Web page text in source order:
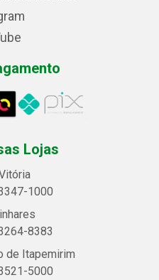
Lojas
1000
8383
de Itapemirim
5000